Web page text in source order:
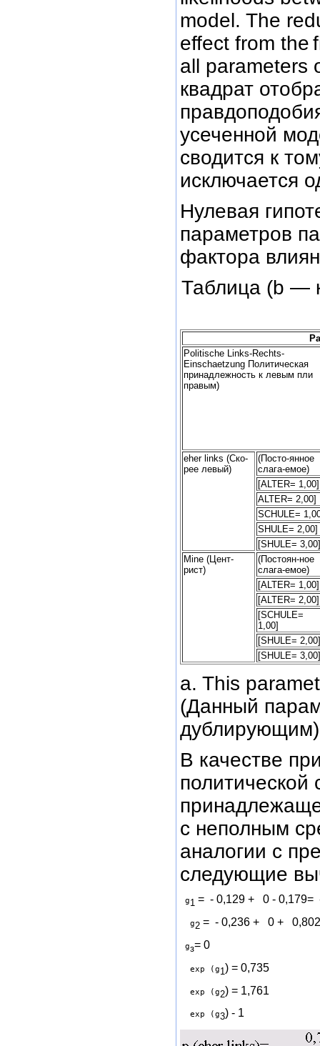
model. The
effect from the
all parameters
квадрат
усеченной
сводится к
исключается
Нулевая
параметров
фактора
Таблица (b —
Politische Links-Rechts-
Einschaetzung Политическая
принадлежность к левым пли
правым)
eher links (Ско-
рее левый)
(Посто-янное
слага-емое)
[ALTER= 1,00]
ALTER= 2,00]
SCHULE=
SHULE= 2,00]
[SHULE= 3,00]
Mine (Цент-
рист)
(Постоян-ное
слага-емое)
[ALTER= 1,00]
[ALTER= 2,00]
[SCHULE=
1,00]
[SHULE= 2,00]
[SHULE= 3,00]
a. This
(Данный
дублирующим)
В качестве
политической
с неполным
аналогии с
следующие
g1 =  - 0,129 +   0 -
  g
2 =  - 0,236 +   0 +
gз= 0
  exp (g
1 ) = 0,735
  exp (g
2) = 1,761
  exp (g
3) - 1